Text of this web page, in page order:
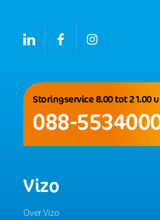
Storingservice 8.00 tot 21.00
088-
Vizo
Over Vizo